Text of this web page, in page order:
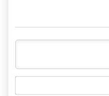
שם*